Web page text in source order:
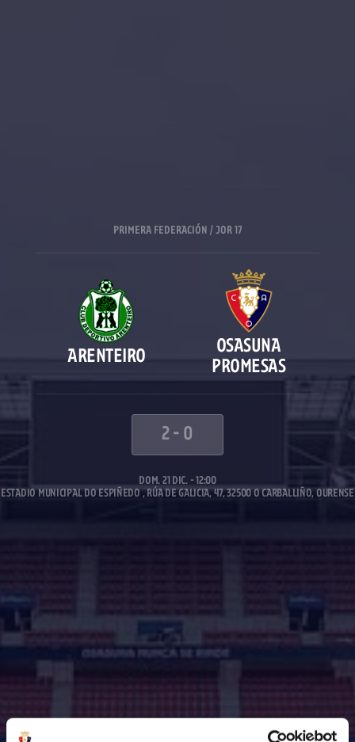
PRIMERA FEDERACIÓN / JOR 17
ARENTEIRO
OSASUNA
PROMESAS
2- 0
DOM. 21 DIC. - 12:00
ESTADIO MUNICIPAL DO ESPIÑEDO , RÚA DE GALICIA, 47, 32500 O CARBALLIÑO, OURENSE